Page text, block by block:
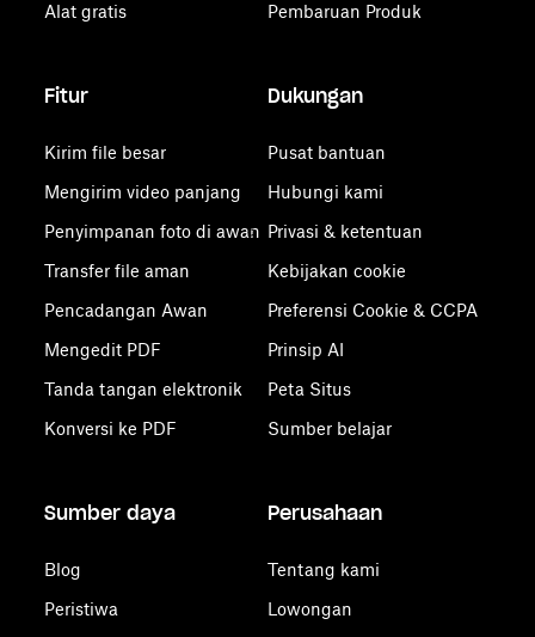
Alat gratis
Pembaruan Produk
Fitur
Kirim file besar
Mengirim video panjang
Penyimpanan foto di awan
Transfer file aman
Pencadangan Awan
Mengedit PDF
Tanda tangan elektronik
Konversi ke PDF
Dukungan
Pusat bantuan
Hubungi kami
Privasi & ketentuan
Kebijakan cookie
Preferensi Cookie & CCPA
Prinsip AI
Peta Situs
Sumber belajar
Sumber daya
Blog
Peristiwa
Perusahaan
Tentang kami
Lowongan